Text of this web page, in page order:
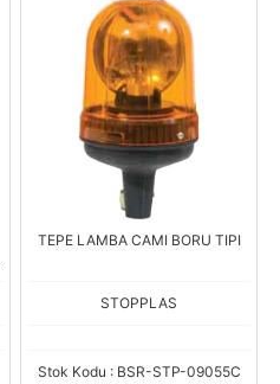
TEPE LAMBA CAMI BORU TIPI
STOPPLAS
Stok Kodu : BSR-STP-09055C